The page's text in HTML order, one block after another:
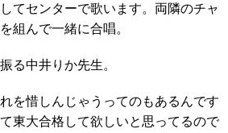
てセンターで歌います。両隣のチャ
組んで一緒に合唱。
る中井りか先生。
を惜しんじゃうってのもあるんです
東大合格して欲しいと思ってるので